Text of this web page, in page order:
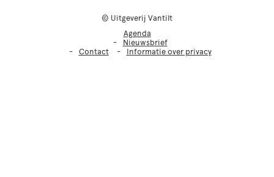
© Uitgeverij Vantilt
Agenda
Nieuwsbrief
Contact
Informatie over privacy